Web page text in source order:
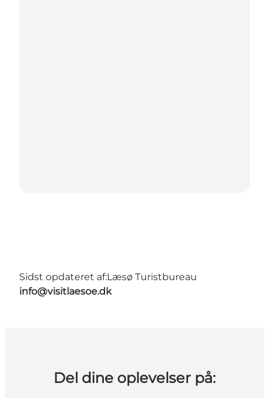
Sidst opdateret af:Læsø Turistbureau
info@visitlaesoe.dk
Del dine oplevelser på: